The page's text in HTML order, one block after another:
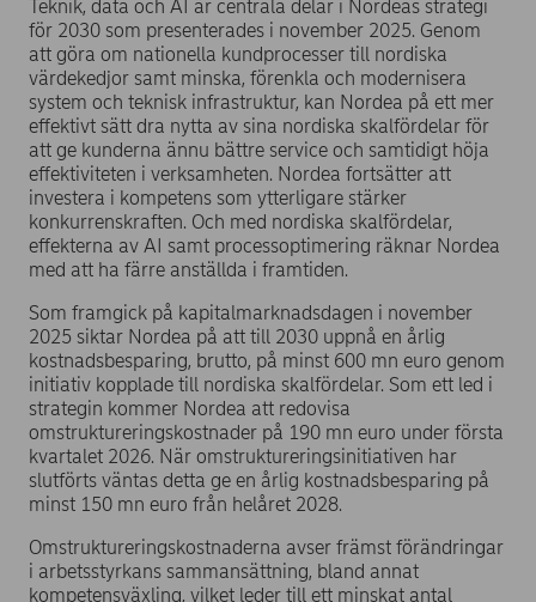
Teknik, data och AI är centrala delar i Nordeas strategi
för 2030 som presenterades i november 2025. Genom
att göra om nationella kundprocesser till nordiska
värdekedjor samt minska, förenkla och modernisera
system och teknisk infrastruktur, kan Nordea på ett mer
effektivt sätt dra nytta av sina nordiska skalfördelar för
att ge kunderna ännu bättre service och samtidigt höja
effektiviteten i verksamheten. Nordea fortsätter att
investera i kompetens som ytterligare stärker
konkurrenskraften. Och med nordiska skalfördelar,
effekterna av AI samt processoptimering räknar Nordea
med att ha färre anställda i framtiden.
Som framgick på kapitalmarknadsdagen i november
2025 siktar Nordea på att till 2030 uppnå en årlig
kostnadsbesparing, brutto, på minst 600 mn euro genom
initiativ kopplade till nordiska skalfördelar. Som ett led i
strategin kommer Nordea att redovisa
omstruktureringskostnader på 190 mn euro under första
kvartalet 2026. När omstruktureringsinitiativen har
slutförts väntas detta ge en årlig kostnadsbesparing på
minst 150 mn euro från helåret 2028.
Omstruktureringskostnaderna avser främst förändringar
i arbetsstyrkans sammansättning, bland annat
kompetensväxling, vilket leder till ett minskat antal